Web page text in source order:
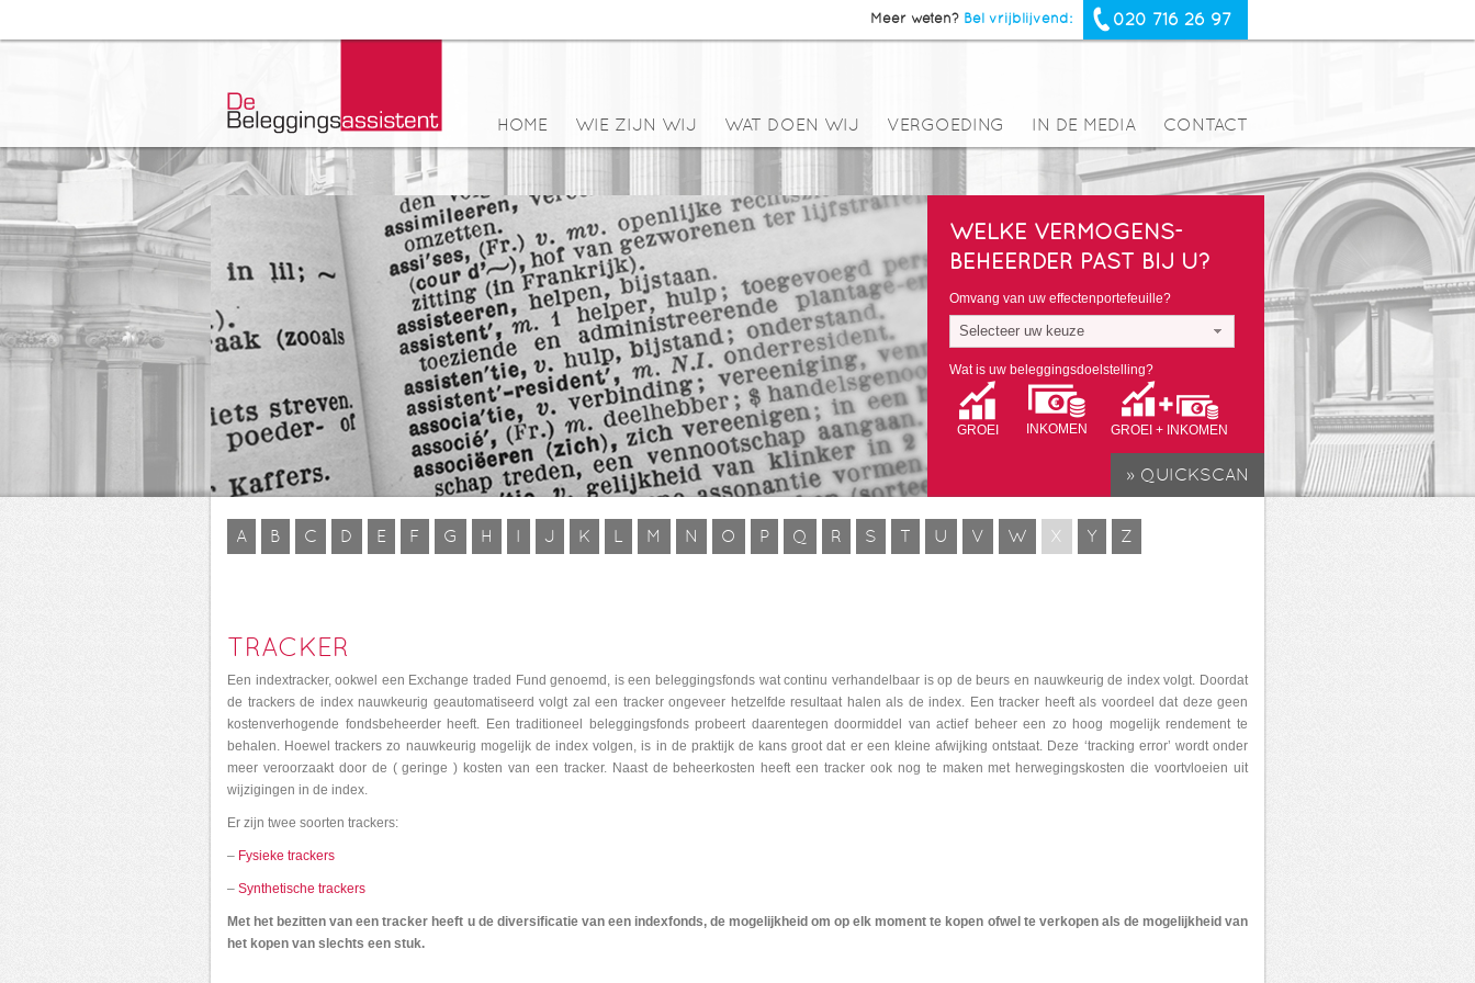
Meer weten? Bel vrijblijvend: 020 716 26 97
HOME WIE ZIJN WIJ WAT DOEN WIJ VERGOEDING IN DE MEDIA CONTACT
WELKE VERMOGENS-
BEHEERDER PAST BIJ U?
Omvang van uw effectenportefeuille?
Selecteer uw keuze
Wat is uw beleggingsdoelstelling?
GROEI INKOMEN GROEI + INKOMEN
A B C D E F G H I J K L M N O P Q R S T U V W X Y Z
TRACKER
Een indextracker, ookwel een Exchange traded Fund genoemd, is een beleggingsfonds wat continu verhandelbaar is op de beurs en nauwkeurig de index volgt. Doordat
de trackers de index nauwkeurig geautomatiseerd volgt zal een tracker ongeveer hetzelfde resultaat halen als de index. Een tracker heeft als voordeel dat deze geen
kostenverhogende fondsbeheerder heeft. Een traditioneel beleggingsfonds probeert daarentegen doormiddel van actief beheer een zo hoog mogelijk rendement te
behalen. Hoewel trackers zo nauwkeurig mogelijk de index volgen, is in de praktijk de kans groot dat er een kleine afwijking ontstaat. Deze ‘tracking error’ wordt onder
meer veroorzaakt door de ( geringe ) kosten van een tracker. Naast de beheerkosten heeft een tracker ook nog te maken met herwegingskosten die voortvloeien uit
wijzigingen in de index.
Er zijn twee soorten trackers:
– Fysieke trackers
– Synthetische trackers
Met het bezitten van een tracker heeft u de diversificatie van een indexfonds, de mogelijkheid om op elk moment te kopen ofwel te verkopen als de mogelijkheid van
het kopen van slechts een stuk.